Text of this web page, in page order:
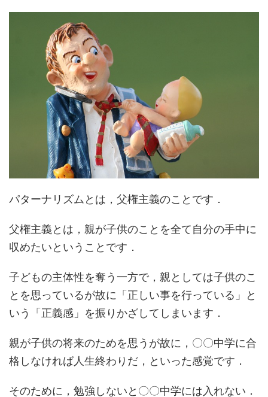
パターナリズムとは， 父権主義のことです．
父権主義とは， 親が子供のことを全て自分の手中に
収めたいということです．
子どもの主体性を奪う一方で，親としては子供のこ
とを思っているが故に 「正しい事を行っている」
と
いう
「正義感」 を振りかざしてしまいます．
親が子供の将来のためを思うが故に，〇〇中学に合
格しなければ人生終わりだ，といった感覚です．
そのために，勉強しないと〇〇中学には入れない．